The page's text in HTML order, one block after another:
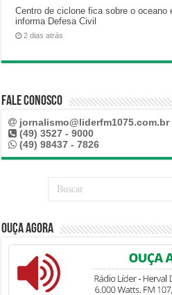
Centro de ciclone fica sobre o oceano
informa Defesa Civil
2 dias atrás
Fale Conosco
jornalismo@liderfm1075.com.br
(49) 3527 - 9000
(49) 98437 - 7826
Ouça Agora